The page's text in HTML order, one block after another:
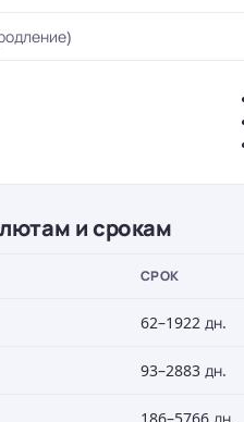
и срокам
СРОК
62–1922 дн.
93–2883 дн.